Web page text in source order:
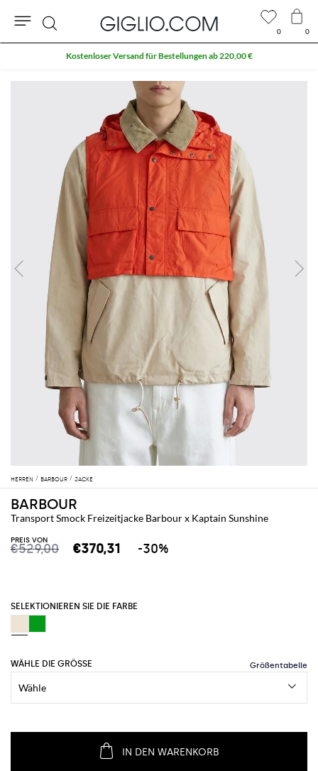
HERREN BARBOUR JACKE
BARBOUR
Transport Smock Freizeitjacke Barbour x Kaptain Sunshine
PREIS VON
€529,00 €370,31 -30%
SELEKTIONIEREN SIE DIE FARBE
WÄHLE DIE GRÖSSE
IN DEN WARENKORB
0 0
Suche
Kostenloser Versand für Bestellungen ab 220,00 €